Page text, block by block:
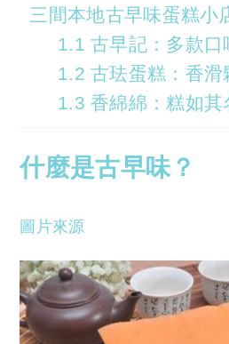
三間本地古早味蛋糕小
1.1 古早記：多款口
1.2 古珐蛋糕：香滑
1.3 香綿綿：糕如其
什麼是古早味？
圖片來源